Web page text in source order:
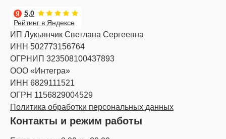
Рейтинг в Яндексе
5,0
ИП Лукьянчик Светлана Сергеевна
ИНН 502773156764
ОГРНИП 323508100437893
ООО «Интегра»
ИНН 6829111521
ОГРН 1156829004529
Политика обработки персональных данных
Контакты и режим работы